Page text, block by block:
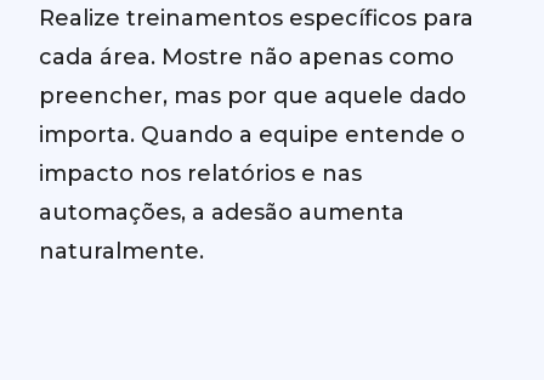
Realize treinamentos específicos para
cada área. Mostre não apenas como
preencher, mas por que aquele dado
importa. Quando a equipe entende o
impacto nos relatórios e nas
automações, a adesão aumenta
naturalmente.